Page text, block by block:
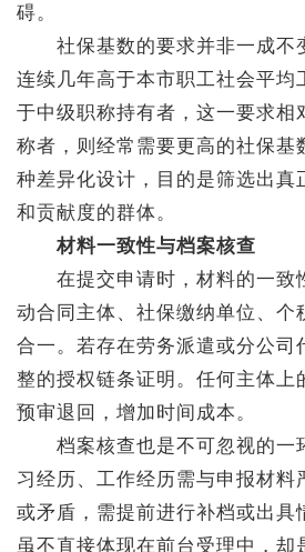
碍。
社保基数的要求并非一成不
连续几年高于本市职工社会平均
于中级职称持有者，这一要求相
称者，则经常需要更高的社保基
种差异化设计，目的是筛选出真
和贡献度的群体。
材料一致性与档案核查
在提交申请时，材料的一致
动合同主体、社保缴纳单位、个
合一。若存在劳务派遣或分公司
整的授权链条证明。任何主体上
预审退回，增加时间成本。
档案核查也是不可忽视的一
习经历、工作经历需与申报材料
或矛盾，需提前进行补档或出具
虽不直接体现在前台受理中，却